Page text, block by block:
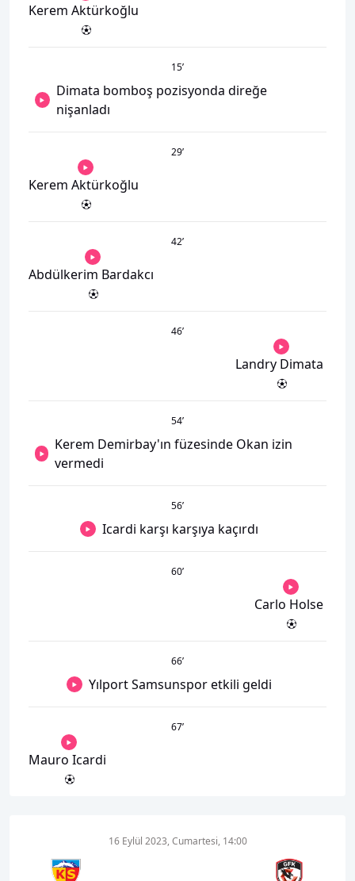
Kerem Aktürkoğlu
15’
Dimata bomboş pozisyonda direğe
nişanladı
29’
Kerem Aktürkoğlu
42’
Abdülkerim Bardakcı
46’
Landry Dimata
54’
Kerem Demirbay'ın füzesinde Okan izin
vermedi
56’
Icardi karşı karşıya kaçırdı
60’
Carlo Holse
66’
Yılport Samsunspor etkili geldi
67’
Mauro Icardi
16 Eylül 2023, Cumartesi, 14:00